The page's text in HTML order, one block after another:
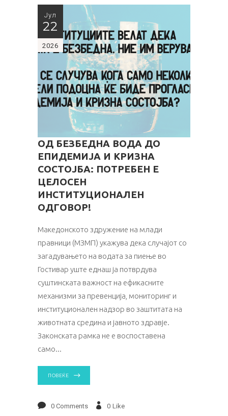
Јул
22
2026
ОД БЕЗБЕДНА ВОДА ДО
ЕПИДЕМИЈА И КРИЗНА
СОСТОЈБА: ПОТРЕБЕН Е
ЦЕЛОСЕН
ИНСТИТУЦИОНАЛЕН
ОДГОВОР!
Македонското здружение на млади
правници (МЗМП) укажува дека случајот со
загадувањето на водата за пиење во
Гостивар уште еднаш ја потврдува
суштинската важност на ефикасните
механизми за превенција, мониторинг и
институционален надзор во заштитата на
животната средина и јавното здравје.
Законската рамка не е воспоставена
само
ПОВЕЌЕ
0 Comments 0 Like